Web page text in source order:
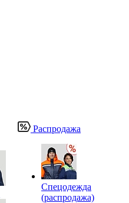
Распродажа
Спецодежда
(распродажа)